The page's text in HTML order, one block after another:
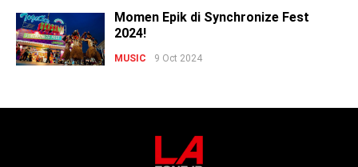
Momen Epik di Synchronize Fest
2024!
MUSIC 9 Oct 2024